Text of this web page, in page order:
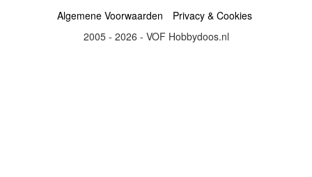
Algemene Voorwaarden
Privacy & Cookies
2005 - 2026 - VOF Hobbydoos.nl